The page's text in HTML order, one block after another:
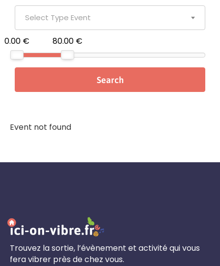
Select Type Event
0.00 € 80.00 €
Event not found
Trouvez la sortie, l’évènement et activité qui vous
fera vibrer près de chez vous.